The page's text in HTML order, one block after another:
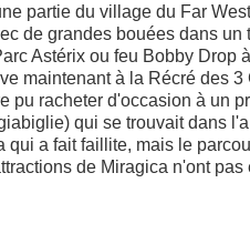
partie du village du Far
de grandes bouées dans un
Astérix ou feu Bobby Drop à
maintenant à la Récré des 3
pu racheter d'occasion à un
qui se trouvait dans
qui a fait faillite, mais le
de Miragica n'ont pas